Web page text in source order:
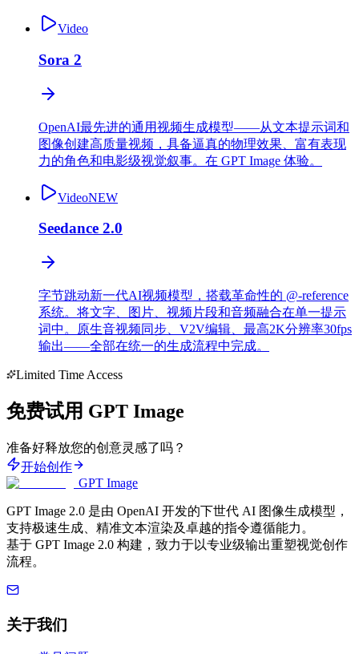
Video
Sora 2
OpenAI最先进的通用视频生成模型——从文本提示词和
图像创建高质量视频，具备逼真的物理效果、富有表现
力的角色和电影级视觉叙事。在 GPT Image 体验。
VideoNEW
Seedance 2.0
字节跳动新一代AI视频模型，搭载革命性的 @-reference
系统。将文字、图片、视频片段和音频融合在单一提示
词中。原生音视频同步、V2V编辑、最高2K分辨率30fps
输出——全部在统一的生成流程中完成。
Limited Time Access
免费试用 GPT Image
准备好释放您的创意灵感了吗？
开始创作
GPT Image
GPT Image 2.0 是由 OpenAI 开发的下世代 AI 图像生成模型，
支持极速生成、精准文本渲染及卓越的指令遵循能力。
基于 GPT Image 2.0 构建，致力于以专业级输出重塑视觉创作
流程。
关于我们